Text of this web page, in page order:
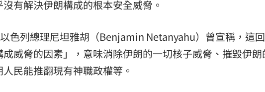
有解決伊朗構成的根本安全威脅。
色列總理尼坦雅胡（Benjamin Netanyahu）曾宣稱，這
成威脅的因素」，意味消除伊朗的一切核子威脅、摧毀伊
民能推翻現有神職政權等。